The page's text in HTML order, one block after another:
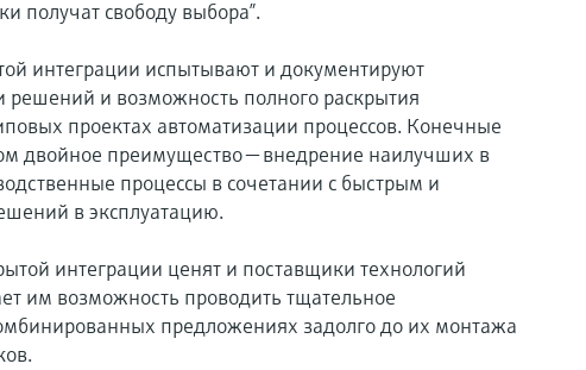
получат свободу выбора”.
интеграции испытывают и документируют
и возможность полного раскрытия
проектах автоматизации процессов. Конечные
двойное преимущество — внедрение наилучших в
процессы в сочетании с быстрым и
в эксплуатацию.
интеграции ценят и поставщики технологий
им возможность проводить тщательное
предложениях задолго до их монтажа